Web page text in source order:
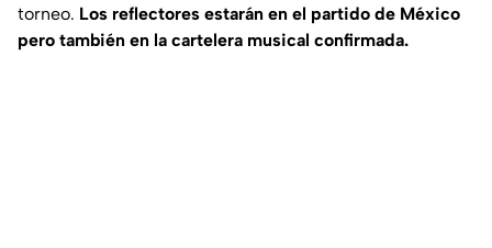
torneo. Los reflectores estarán en el partido de México
pero también en la cartelera musical confirmada.